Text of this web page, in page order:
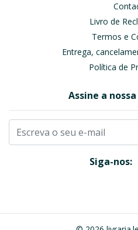
Livro de
Termos e
Entrega,
Política de
Assine a
Siga-nos: